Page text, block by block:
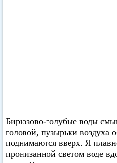
Бирюзово-голубые воды
головой, пузырьки воздуха
поднимаются вверх. Я
пронизанной светом воде